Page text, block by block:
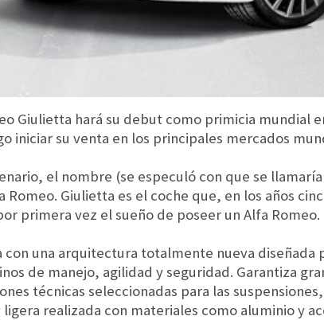
Giulietta hará su debut como primicia mundial
iniciar su venta en los principales mercados
el nombre (se especuló con que se
Romeo. Giulietta es el coche que, en los años
primera vez el sueño de poseer un Alfa Romeo.
una arquitectura totalmente nueva diseñada
de manejo, agilidad y seguridad. Garantiza
técnicas seleccionadas para las
realizada con materiales como aluminio y